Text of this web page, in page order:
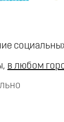
в любом